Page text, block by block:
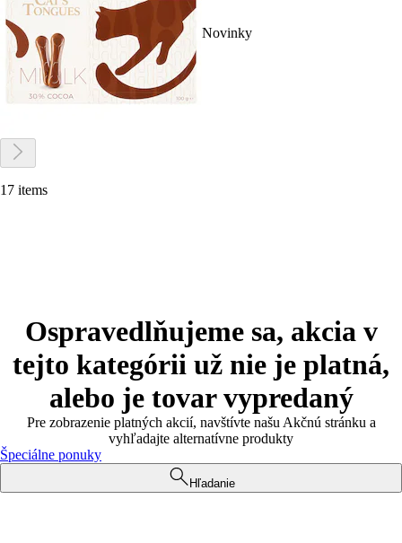
Novinky
17 items
Ospravedlňujeme sa, akcia v
tejto kategórii už nie je platná,
alebo je tovar vypredaný
Pre zobrazenie platných akcií, navštívte našu Akčnú stránku a
vyhľadajte alternatívne produkty
Špeciálne ponuky
Hľadanie